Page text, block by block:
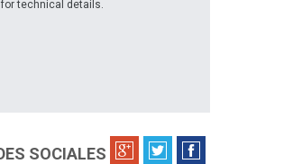
technical details.
SOCIALES